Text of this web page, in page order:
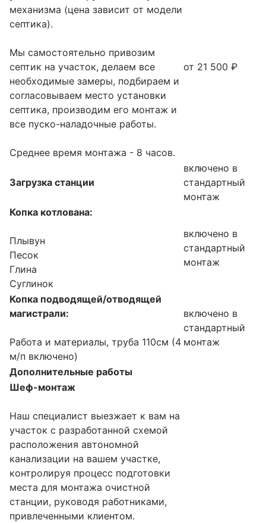
механизма (цена зависит от модели
септика).
Мы самостоятельно привозим
септик на участок, делаем все
необходимые замеры, подбираем и
согласовываем место установки
септика, производим его монтаж и
все пуско-наладочные работы.
Среднее время монтажа - 8 часов.
от 21 500 ₽
Загрузка станции
включено в
стандартный
монтаж
Копка котлована:
Плывун
Песок
Глина
Суглинок
включено в
стандартный
монтаж
Копка подводящей/отводящей
магистрали:
Работа и материалы, труба 110см (4
м/п включено)
включено в
стандартный
монтаж
Дополнительные работы
Шеф-монтаж
Наш специалист выезжает к вам на
участок с разработанной схемой
расположения автономной
канализации на вашем участке,
контролируя процесс подготовки
места для монтажа очистной
станции, руководя работниками,
привлеченными клиентом.